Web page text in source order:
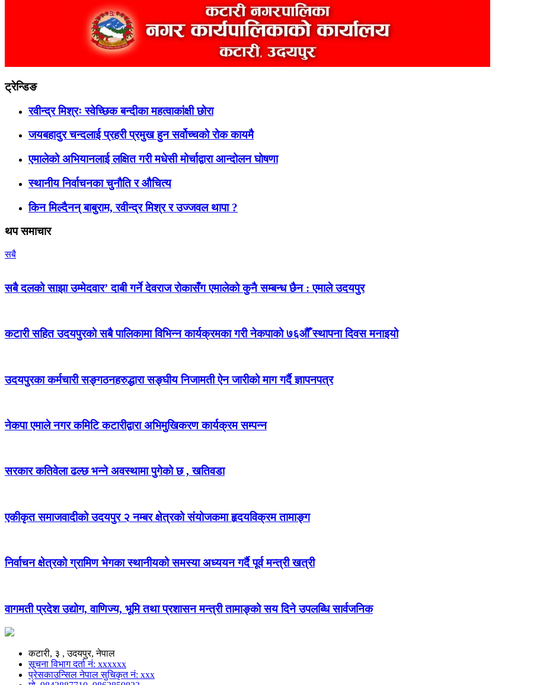
ट्रेन्डिङ
रवीन्द्र मिश्रः स्वेच्छिक बन्दीका महत्वाकांक्षी छोरा
जयबहादुर चन्दलाई प्रहरी प्रमुख हुन सर्वोच्चको रोक कायमै
एमालेको अभियानलाई लक्षित गरी मधेसी मोर्चाद्वारा आन्दोलन घोषणा
स्थानीय निर्वाचनका चुनौति र औचित्य
किन मिल्दैनन् बाबुराम, रवीन्द्र मिश्र र उज्जवल थापा ?
थप समाचार
सबै
सबै दलको साझा उम्मेदवार’ दाबी गर्ने देवराज रोकासँग एमालेको कुनै सम्बन्ध छैन : एमाले उदयपुर
कटारी सहित उदयपुरको सबै पालिकामा विभिन्न कार्यक्रमका गरी नेकपाको ७६औँ स्थापना दिवस मनाइयो
उदयपुरका कर्मचारी सङ्गठनहरुद्धारा सङ्घीय निजामती ऐन जारीको माग गर्दै ज्ञापनपत्र
नेकपा एमाले नगर कमिटि कटारीद्वारा अभिमुखिकरण कार्यक्रम सम्पन्न
सरकार कतिवेला ढल्छ भन्ने अवस्थामा पुगेको छ , खतिवडा
एकीकृत समाजवादीको उदयपुर २ नम्बर क्षेत्रको संयोजकमा हृदयविक्रम तामाङ्ग
निर्वाचन क्षेत्रको ग्रामिण भेगका स्थानीयको समस्या अध्ययन गर्दै पूर्व मन्त्री खत्री
वागमती प्रदेश उद्योग, वाणिज्य, भूमि तथा प्रशासन मन्त्री तामाङ्को सय दिने उपलब्धि सार्वजनिक
कटारी, ३ , उदयपुर, नेपाल
सूचना विभाग दर्ता नं: xxxxxx
प्रेसकाउन्सिल नेपाल सुचिकृत नं: xxx